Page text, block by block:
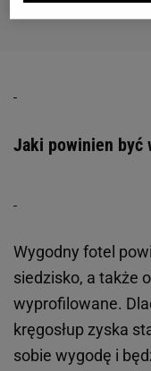
Jaki powinien być
Wygodny fotel
siedzisko, a także
wyprofilowane.
kręgosłup zyska
sobie wygodę i